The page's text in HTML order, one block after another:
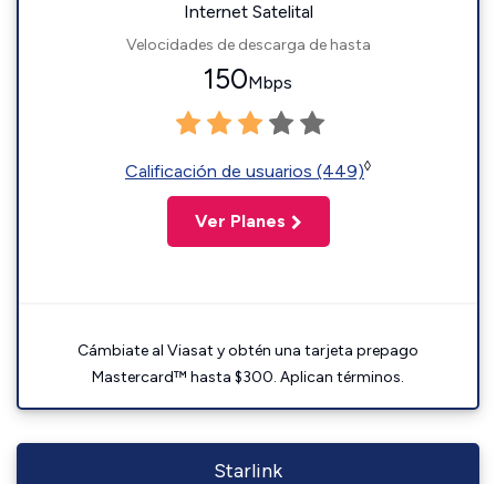
Internet Satelital
Velocidades de descarga de hasta
150Mbps
Calificación de usuarios (449)◊
Ver Planes
Cámbiate al Viasat y obtén una tarjeta prepago
Mastercard™ hasta $300. Aplican términos.
Starlink